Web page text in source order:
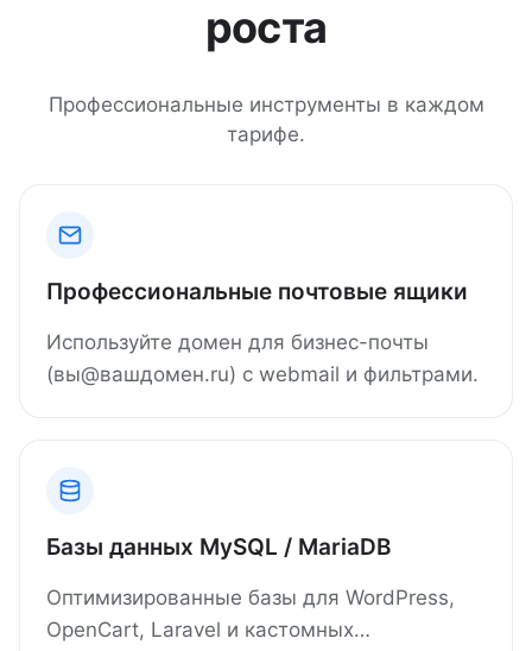
роста
Профессиональные инструменты в каждом
тарифе.
Профессиональные почтовые ящики
Используйте домен для бизнес-почты
(вы@вашдомен.ru) с webmail и фильтрами.
Базы данных MySQL / MariaDB
Оптимизированные базы для WordPress,
OpenCart, Laravel и кастомных